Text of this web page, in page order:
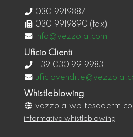
030 9919887
030 9919890 (fax)
info@vezzola.com
Ufficio Clienti
+39 030 9919983
Whistleblowing
informativa whistleblowing